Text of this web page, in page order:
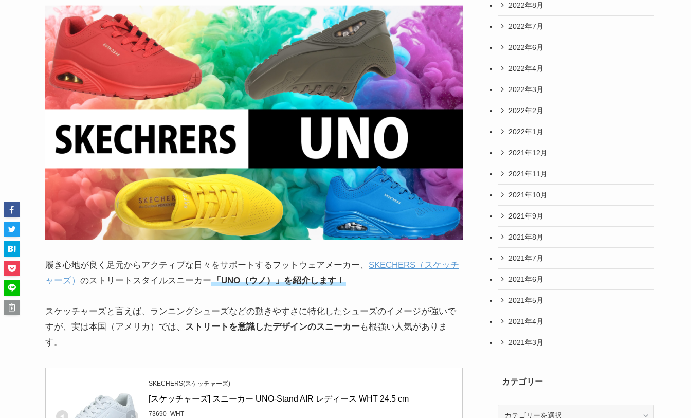
履き心地が良く足元からアクティブな日々をサポートするフットウェアメーカー、 SKECHERS（スケッチ
ャーズ） のストリートスタイルスニーカー「UNO（ウノ）」を紹介します！
スケッチャーズと言えば、ランニングシューズなどの動きやすさに特化したシューズのイメージが強いで
すが、実は本国（アメリカ）では、
ストリートを意識したデザインのスニーカーも根強い人気がありま
す。
SKECHERS(スケッチャーズ)
[スケッチャーズ] スニーカー UNO-Stand AIR レディース WHT 24.5 cm
73690_WHT
2022年8月
2022年7月
2022年6月
2022年4月
2022年3月
2022年2月
2022年1月
2021年12月
2021年11月
2021年10月
2021年9月
2021年8月
2021年7月
2021年6月
2021年5月
2021年4月
2021年3月
カテゴリー